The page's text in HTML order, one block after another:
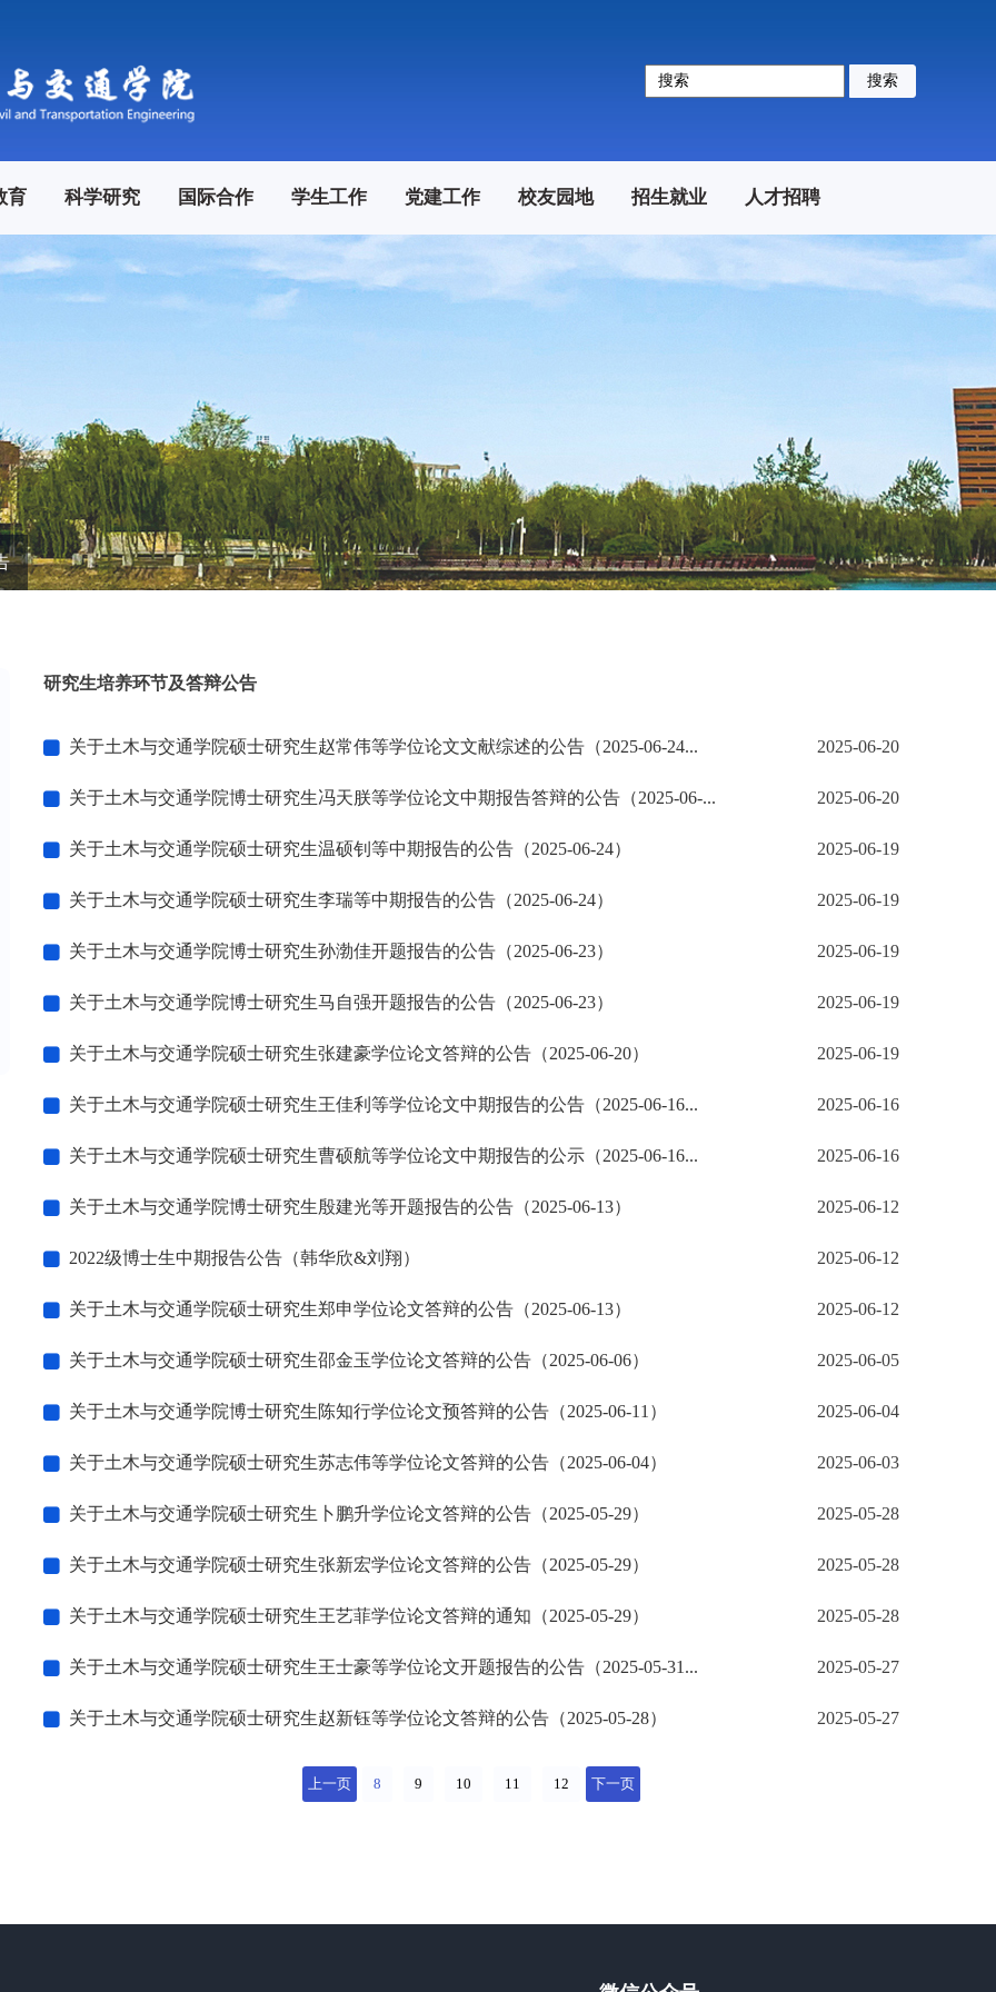
搜索
育 科学研究 国际合作 学生工作 党建工作 校友园地 招生就业 人才招聘
研究生培养环节及答辩公告
关于土木与交通学院硕士研究生赵常伟等学位论文文献综述的公告（2025-06-24... 2025-06-20
关于土木与交通学院博士研究生冯天朕等学位论文中期报告答辩的公告（2025-06-... 2025-06-20
关于土木与交通学院硕士研究生温硕钊等中期报告的公告（2025-06-24） 2025-06-19
关于土木与交通学院硕士研究生李瑞等中期报告的公告（2025-06-24） 2025-06-19
关于土木与交通学院博士研究生孙渤佳开题报告的公告（2025-06-23） 2025-06-19
关于土木与交通学院博士研究生马自强开题报告的公告（2025-06-23） 2025-06-19
关于土木与交通学院硕士研究生张建豪学位论文答辩的公告（2025-06-20） 2025-06-19
关于土木与交通学院硕士研究生王佳利等学位论文中期报告的公告（2025-06-16... 2025-06-16
关于土木与交通学院硕士研究生曹硕航等学位论文中期报告的公示（2025-06-16... 2025-06-16
关于土木与交通学院博士研究生殷建光等开题报告的公告（2025-06-13） 2025-06-12
2022级博士生中期报告公告（韩华欣&刘翔） 2025-06-12
关于土木与交通学院硕士研究生郑申学位论文答辩的公告（2025-06-13） 2025-06-12
关于土木与交通学院硕士研究生邵金玉学位论文答辩的公告（2025-06-06） 2025-06-05
关于土木与交通学院博士研究生陈知行学位论文预答辩的公告（2025-06-11） 2025-06-04
关于土木与交通学院硕士研究生苏志伟等学位论文答辩的公告（2025-06-04） 2025-06-03
关于土木与交通学院硕士研究生卜鹏升学位论文答辩的公告（2025-05-29） 2025-05-28
关于土木与交通学院硕士研究生张新宏学位论文答辩的公告（2025-05-29） 2025-05-28
关于土木与交通学院硕士研究生王艺菲学位论文答辩的通知（2025-05-29） 2025-05-28
关于土木与交通学院硕士研究生王士豪等学位论文开题报告的公告（2025-05-31... 2025-05-27
关于土木与交通学院硕士研究生赵新钰等学位论文答辩的公告（2025-05-28） 2025-05-27
上一页 8 9 10 11 12 下一页